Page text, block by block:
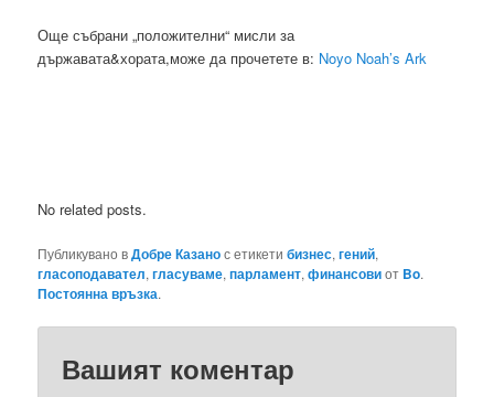
Още събрани „положителни“ мисли за
държавата&хората,може да прочетете в: Noyo Noah’s Ark
No related posts.
Публикувано вДобре Казанос етикетибизнес,гений,
гласоподавател,гласуваме,парламент,финансовиот Bo.
Постоянна връзка.
Вашият коментар